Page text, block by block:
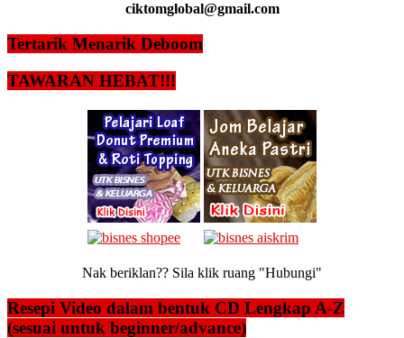
ciktomglobal@gmail.com
Tertarik Menarik Deboom
TAWARAN HEBAT!!!
Nak beriklan?? Sila klik ruang "Hubungi"
Resepi Video dalam bentuk CD Lengkap A-Z
(sesuai untuk beginner/advance)